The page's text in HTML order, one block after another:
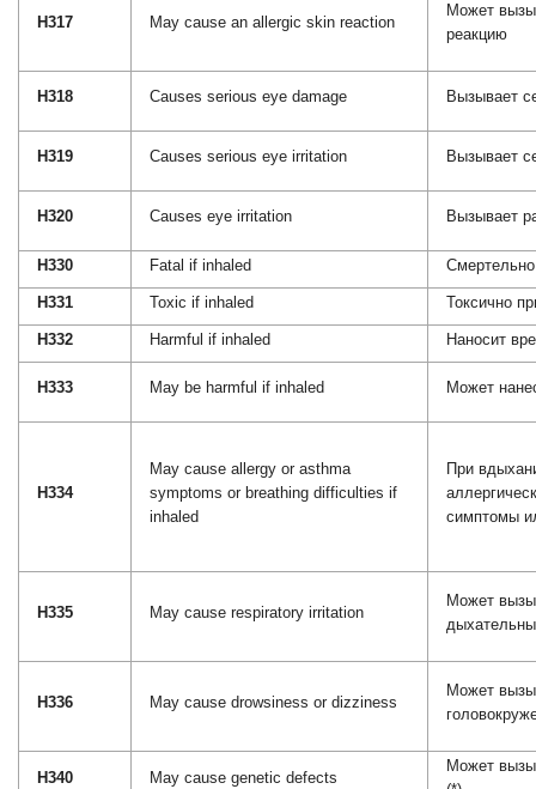
H317 May cause an allergic skin reaction
Может
реакцию
H318 Causes serious eye damage Вызывает
H319 Causes serious eye irritation Вызывает
H320 Causes eye irritation Вызывает
H330 Fatal if inhaled
H331 Toxic if inhaled Токсично
H332 Harmful if inhaled Наносит
H333 May be harmful if inhaled Может
H334
May cause allergy or asthma
symptoms or breathing difficulties if
inhaled
При
симптомы
H335 May cause respiratory irritation
Может
H336 May cause drowsiness or dizziness
Может
H340 May cause genetic defects
Может